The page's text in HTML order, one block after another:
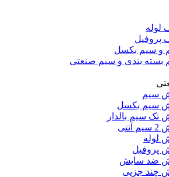
لوله
پروفیل
و سیم بکسل
بندی و سیم صنعتی
سیم
سیم بکسل
تک سیم بالدار
لوله
پروفیل
ضد سایش
چند جزیی